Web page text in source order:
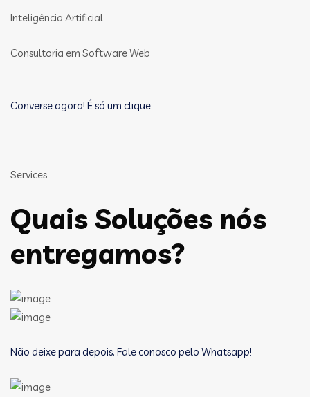
Inteligência Artificial
Consultoria em Software Web
Converse agora! É só um clique
Services
Quais Soluções nós
entregamos?
Não deixe para depois. Fale conosco pelo Whatsapp!